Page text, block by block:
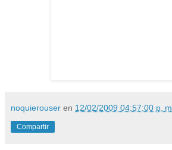
noquierouser en 12/02/2009 04:57:00 p. m.
Compartir